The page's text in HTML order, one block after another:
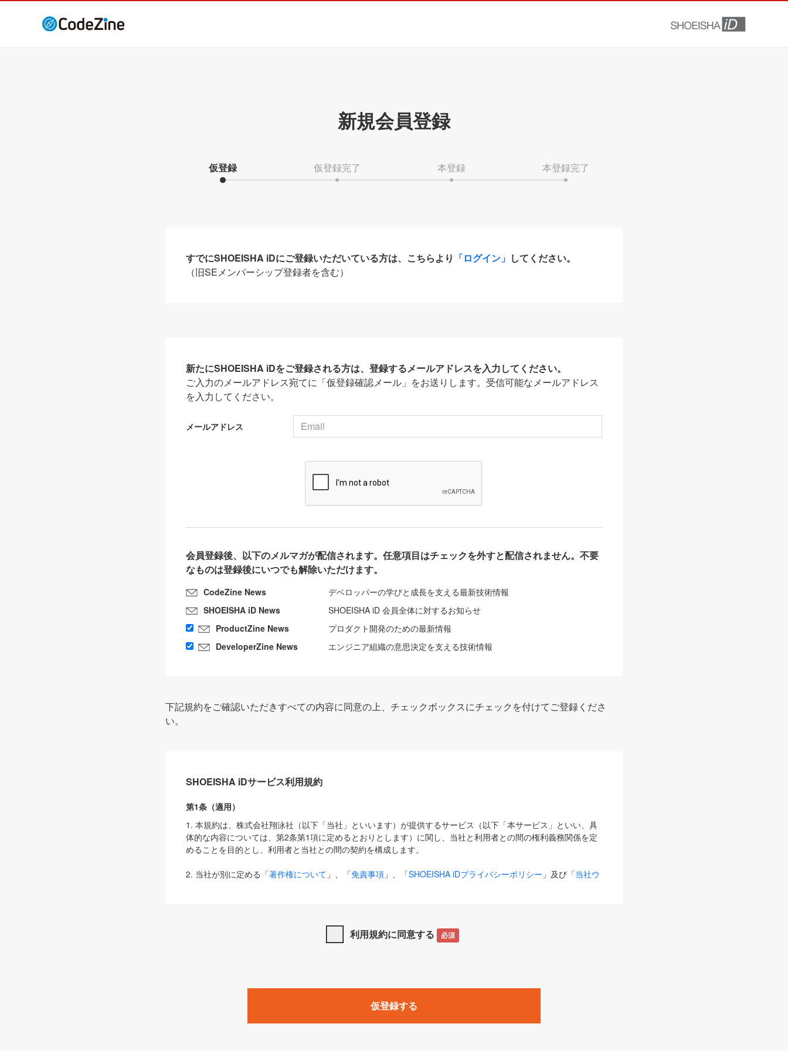
新規会員登録
仮登録 仮登録完了 本登録 本登録完了
すでにSHOEISHA iDにご登録いただいている方は、こちらより 「ログイン」 してください。
（旧SEメンバーシップ登録者を含む）
新たにSHOEISHA iDをご登録される方は、登録するメールアドレスを入力してください。
ご入力のメールアドレス宛てに「仮登録確認メール」をお送りします。受信可能なメールアドレス
を入力してください。
メールアドレス
会員登録後、以下のメルマガが配信されます。任意項目はチェックを外すと配信されません。不要
なものは登録後にいつでも解除いただけます。
CodeZine News
デベロッパーの学びと成長を支える最新技術情報
SHOEISHA iD News
SHOEISHA iD 会員全体に対するお知らせ
ProductZine News
プロダクト開発のための最新情報
DeveloperZine News
エンジニア組織の意思決定を支える技術情報
下記規約をご確認いただきすべての内容に同意の上、チェックボックスにチェックを付けてご登録くださ
い。
SHOEISHA iDサービス利用規約
第1条（適用）
1. 本規約は、株式会社翔泳社（以下「当社」といいます）が提供するサービス（以下「本サービス」といい、具
体的な内容については、第2条第1項に定めるとおりとします）に関し、当社と利用者との間の権利義務関係を定
めることを目的とし、利用者と当社との間の契約を構成します。
2. 当社が別に定める「著作権について 」、「免責事項 」、「SHOEISHA iDプライバシーポリシー 」及び「当社ウ
は、本規約の規定が優先して適用されるものとします。
1. 「本サービス」とは、当社が提供する以下のサービス（名称や内容が変更された場合、変更後のサービスを含
みます）及びこれらサービスに関連して当社が実施するイベントやキャンペーンをいいます。
「SEBook」「SEShop」「CodeZine」「MarkeZine」「EnterpriseZine」「ECzine」「Biz/Zine」「HRzine」
利用規約に同意する 必須
仮登録する